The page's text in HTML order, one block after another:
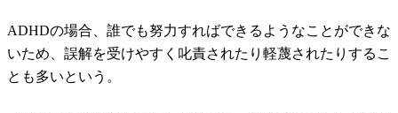
ADHDの場合、誰でも努力すればできるようなことができな
いため、誤解を受けやすく叱責されたり軽蔑されたりするこ
とも多いという。